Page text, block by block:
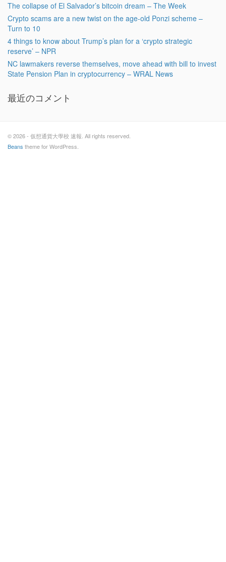
The collapse of El Salvador’s bitcoin dream – The Week
Crypto scams are a new twist on the age-old Ponzi scheme –
Turn to 10
4 things to know about Trump’s plan for a ‘crypto strategic
reserve’ – NPR
NC lawmakers reverse themselves, move ahead with bill to invest
State Pension Plan in cryptocurrency – WRAL News
最近のコメント
© 2026 - 仮想通貨大學校 速報. All rights reserved.
Beans theme for WordPress.